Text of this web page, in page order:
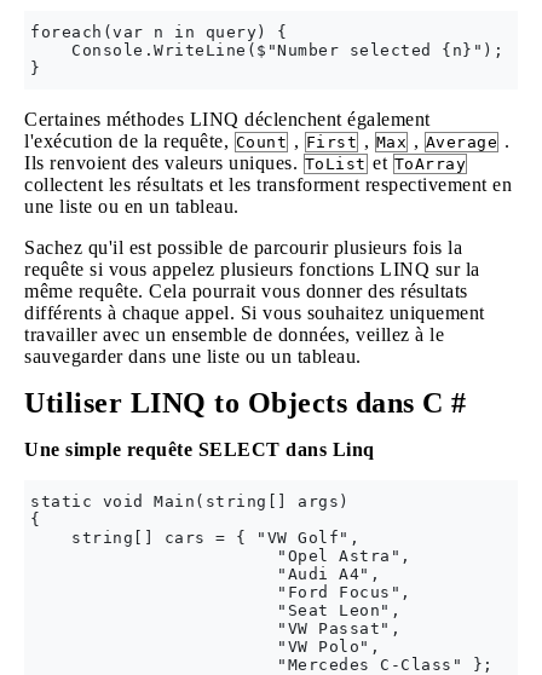
foreach(var n in query) {
    Console.WriteLine($"Number selected {n}");
Certaines méthodes LINQ déclenchent également
l'exécution de la requête, Count , First , Max , Average .
Ils renvoient des valeurs uniques. ToList et ToArray
collectent les résultats et les transforment respectivement en
une liste ou en un tableau.
Sachez qu'il est possible de parcourir plusieurs fois la
requête si vous appelez plusieurs fonctions LINQ sur la
même requête. Cela pourrait vous donner des résultats
différents à chaque appel. Si vous souhaitez uniquement
travailler avec un ensemble de données, veillez à le
sauvegarder dans une liste ou un tableau.
Utiliser LINQ to Objects dans C #
Une simple requête SELECT dans Linq
static void Main(string[] args)
{
    string[] cars = { "VW Golf",
                        "Opel Astra",
                        "Audi A4",
                        "Ford Focus",
                        "Seat Leon",
                        "VW Passat",
                        "VW Polo",
                        "Mercedes C-Class" };